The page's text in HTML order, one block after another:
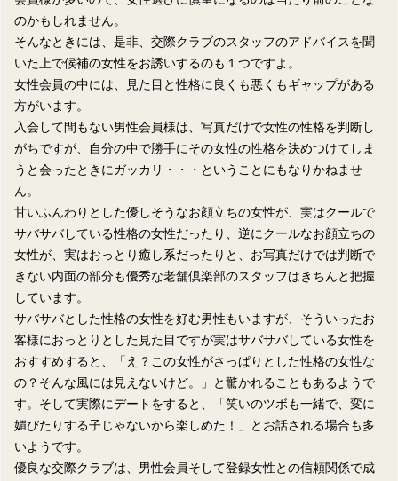
のかもしれません。
そんなときには、是非、交際クラブのスタッフのアドバイスを聞
いた上で候補の女性をお誘いするのも１つですよ。
女性会員の中には、見た目と性格に良くも悪くもギャップがある
方がいます。
入会して間もない男性会員様は、写真だけで女性の性格を判断し
がちですが、自分の中で勝手にその女性の性格を決めつけてしま
うと会ったときにガッカリ・・・ということにもなりかねませ
ん。
甘いふんわりとした優しそうなお顔立ちの女性が、実はクールで
サバサバしている性格の女性だったり、逆にクールなお顔立ちの
女性が、実はおっとり癒し系だったりと、お写真だけでは判断で
きない内面の部分も優秀な老舗倶楽部のスタッフはきちんと把握
しています。
サバサバとした性格の女性を好む男性もいますが、そういったお
客様におっとりとした見た目ですが実はサバサバしている女性を
おすすめすると、「え？この女性がさっぱりとした性格の女性な
の？そんな風には見えないけど。」と驚かれることもあるようで
す。そして実際にデートをすると、「笑いのツボも一緒で、変に
媚びたりする子じゃないから楽しめた！」とお話される場合も多
いようです。
優良な交際クラブは、男性会員そして登録女性との信頼関係で成